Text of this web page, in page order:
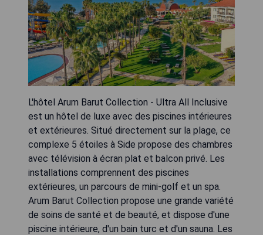
L'hôtel Arum Barut Collection - Ultra All Inclusive
est un hôtel de luxe avec des piscines intérieures
et extérieures. Situé directement sur la plage, ce
complexe 5 étoiles à Side propose des chambres
avec télévision à écran plat et balcon privé. Les
installations comprennent des piscines
extérieures, un parcours de mini-golf et un spa.
Arum Barut Collection propose une grande variété
de soins de santé et de beauté, et dispose d'une
piscine intérieure, d'un bain turc et d'un sauna. Les